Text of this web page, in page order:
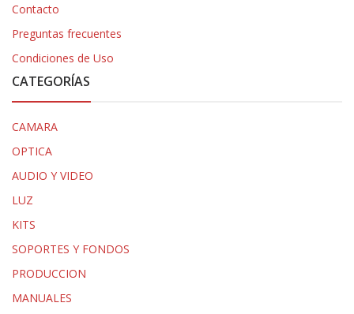
Contacto
Preguntas frecuentes
Condiciones de Uso
CATEGORÍAS
CAMARA
OPTICA
AUDIO Y VIDEO
LUZ
KITS
SOPORTES Y FONDOS
PRODUCCION
MANUALES